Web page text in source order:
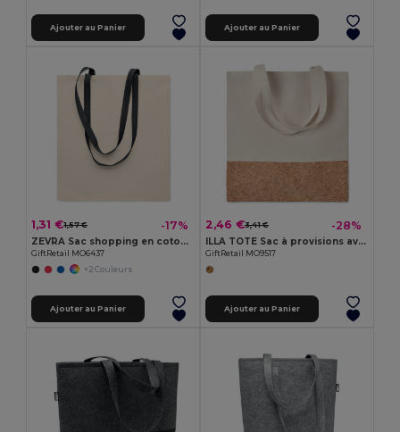
Ajouter au Panier Ajouter au Panier
1,31 €1,57 € -17%
ZEVRA Sac shopping en coton 140 gr/m²
GiftRetail MO6437
+2 Couleurs
Ajouter au Panier
2,46 €3,41 € -28%
ILLA TOTE Sac à provisions avec liège
GiftRetail MO9517
Ajouter au Panier